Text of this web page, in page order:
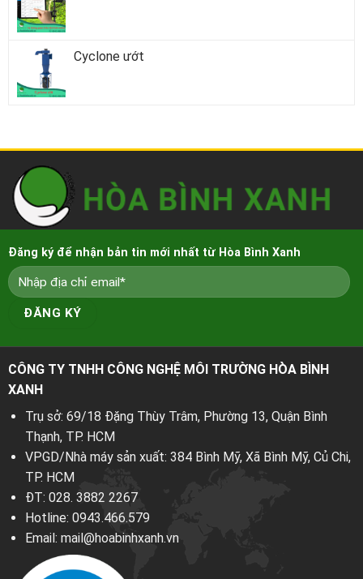
Cyclone ướt
Đăng ký để nhận bản tin mới nhất từ Hòa Bình Xanh
CÔNG TY TNHH CÔNG NGHỆ MÔI TRƯỜNG HÒA BÌNH
XANH
Trụ sở: 69/18 Đặng Thùy Trâm, Phường 13, Quận Bình
Thạnh, TP. HCM
VPGD/Nhà máy sản xuất: 384 Bình Mỹ, Xã Bình Mỹ, Củ Chi,
TP. HCM
ĐT: 028. 3882 2267
Hotline: 0943.466.579
Email: mail@hoabinhxanh.vn